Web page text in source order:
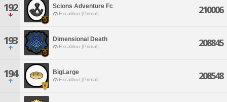
192 Scions Adventure Fc
Excalibur [Primal] 210006
193 Dimensional Death
Excalibur [Primal] 208845
194 BigLarge
Excalibur [Primal] 208548